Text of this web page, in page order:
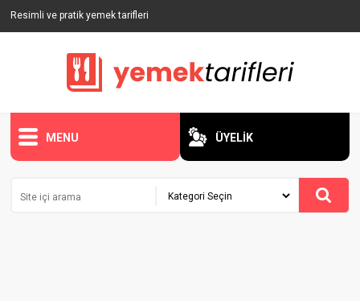
Resimli ve pratik yemek tarifleri
MENU ÜYELİK